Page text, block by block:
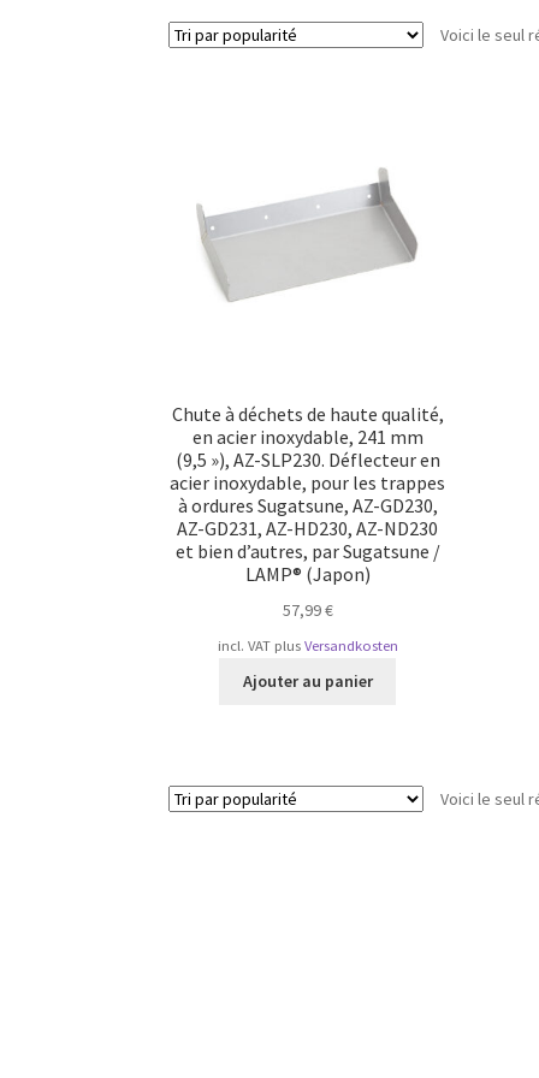
Voici le seul
Chute à déchets de haute qualité,
en acier inoxydable, 241 mm
(9,5 »), AZ-SLP230. Déflecteur en
acier inoxydable, pour les trappes
à ordures Sugatsune, AZ-GD230,
AZ-GD231, AZ-HD230, AZ-ND230
et bien d’autres, par Sugatsune /
LAMP® (Japon)
57,99€
incl. VAT plus Versandkosten
Ajouter au panier
Voici le seul